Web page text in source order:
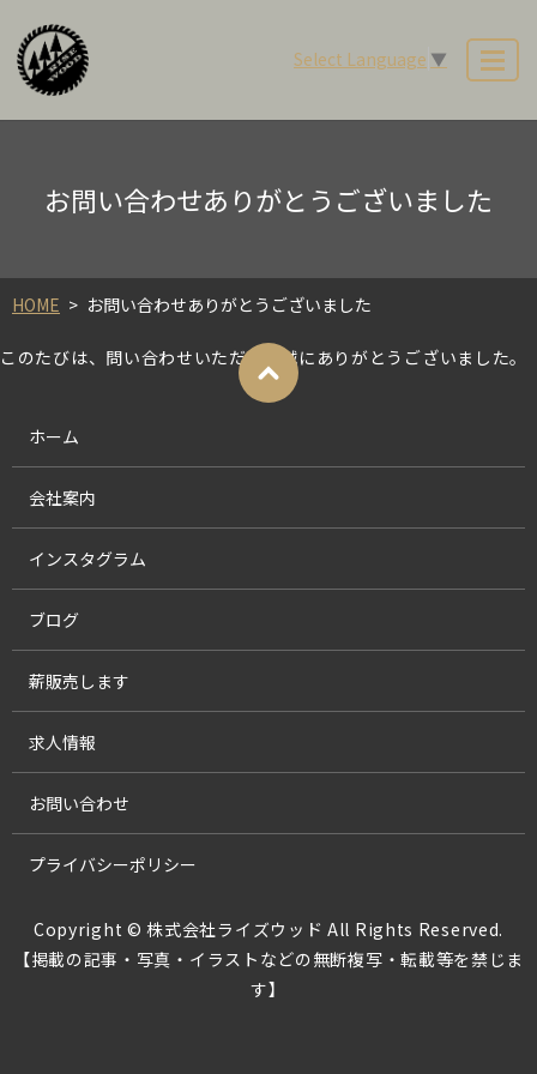
Select Language ▼
お問い合わせありがとうございました
HOME お問い合わせありがとうございました
このたびは、問い合わせいただき、誠にありがとうございました。
ホーム
会社案内
インスタグラム
ブログ
薪販売します
求人情報
お問い合わせ
プライバシーポリシー
Copyright © 株式会社ライズウッド All Rights Reserved.
【掲載の記事・写真・イラストなどの無断複写・転載等を禁じま
す】